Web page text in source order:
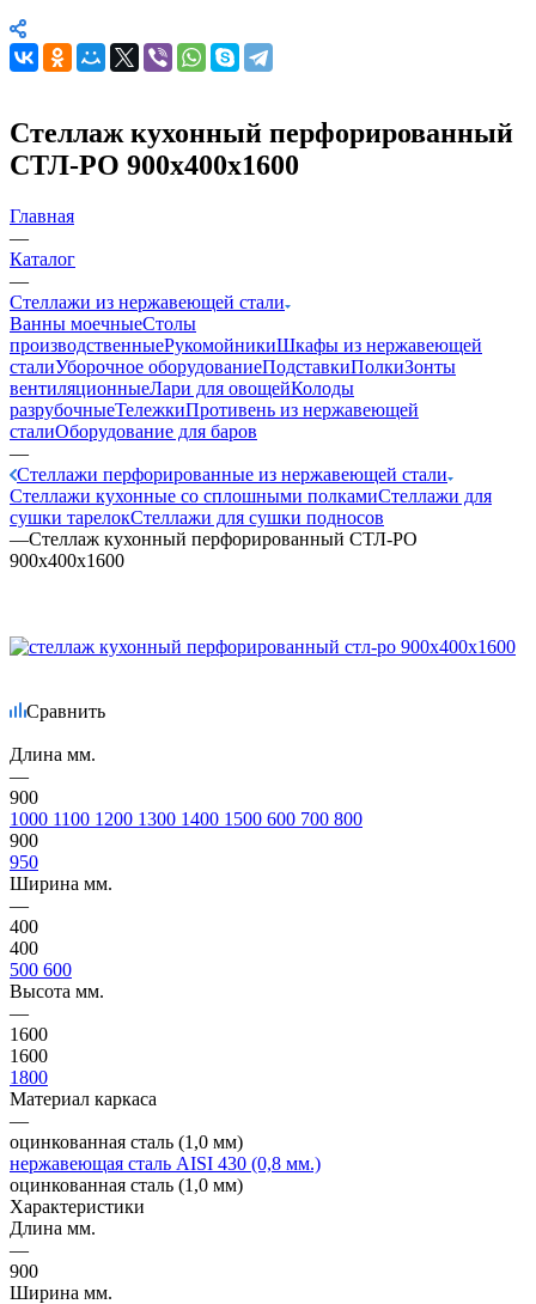
Стеллаж кухонный перфорированный
СТЛ-РО 900х400х1600
Главная
—
Каталог
—
Стеллажи из нержавеющей стали
Ванны моечныеСтолы
производственныеРукомойникиШкафы из нержавеющей
сталиУборочное оборудованиеПодставкиПолкиЗонты
вентиляционныеЛари для овощейКолоды
разрубочныеТележкиПротивень из нержавеющей
сталиОборудование для баров
—
Стеллажи перфорированные из нержавеющей стали
Стеллажи кухонные со сплошными полкамиСтеллажи для
сушки тарелокСтеллажи для сушки подносов
—Стеллаж кухонный перфорированный СТЛ-РО
900х400х1600
Сравнить
Длина мм.
—
900
1000 1100 1200 1300 1400 1500 600 700 800
900
950
Ширина мм.
—
400
400
500 600
Высота мм.
—
1600
1600
1800
Материал каркаса
—
оцинкованная сталь (1,0 мм)
нержавеющая сталь AISI 430 (0,8 мм.)
оцинкованная сталь (1,0 мм)
Характеристики
Длина мм.
—
900
Ширина мм.